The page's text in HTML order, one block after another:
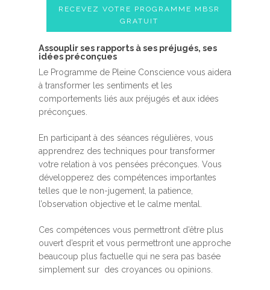
RECEVEZ VOTRE PROGRAMME MBSR
GRATUIT
Assouplir ses rapports à ses préjugés, ses
idées préconçues
Le Programme de Pleine Conscience vous aidera
à transformer les sentiments et les
comportements liés aux préjugés et aux idées
préconçues.
En participant à des séances régulières, vous
apprendrez des techniques pour transformer
votre relation à vos pensées préconçues. Vous
développerez des compétences importantes
telles que le non-jugement, la patience,
l’observation objective et le calme mental.
Ces compétences vous permettront d’être plus
ouvert d’esprit et vous permettront une approche
beaucoup plus factuelle qui ne sera pas basée
simplement sur des croyances ou opinions.